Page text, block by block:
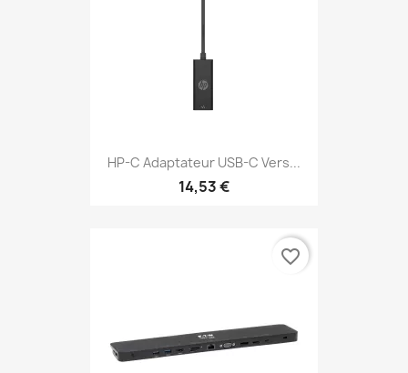
HP-C Adaptateur USB-C Vers...
14,53 €
favorite_border